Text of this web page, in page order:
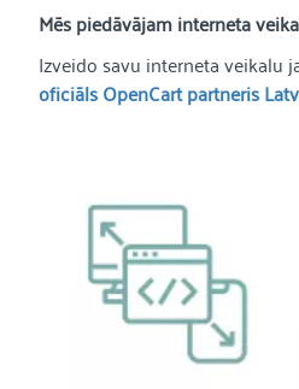
Mēs piedāvājam interneta
Izveido savu interneta veikalu
oficiāls OpenCart partneris